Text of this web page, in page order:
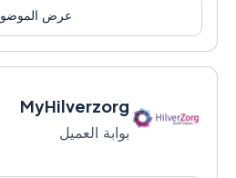
عرض
MyHilverzorg
بوابة العميل